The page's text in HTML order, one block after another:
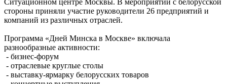
стороны приняли участие руководители 26 предприятий и
компаний из различных отраслей.
Программа «Дней Минска в Москве» включала
разнообразные активности:
- бизнес‑форум
- отраслевые круглые столы
- выставку‑ярмарку белорусских товаров